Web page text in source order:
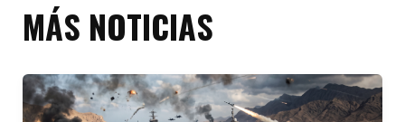
MÁS NOTICIAS